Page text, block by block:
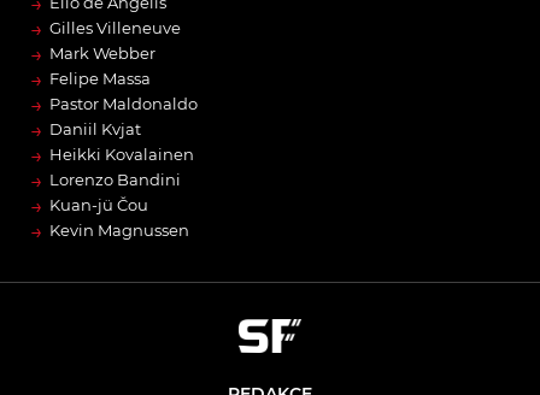
→ Gilles Villeneuve
→ Mark Webber
→ Felipe Massa
→ Pastor Maldonaldo
→ Daniil Kvjat
→ Heikki Kovalainen
→ Lorenzo Bandini
→ Kuan-jü Čou
→ Kevin Magnussen